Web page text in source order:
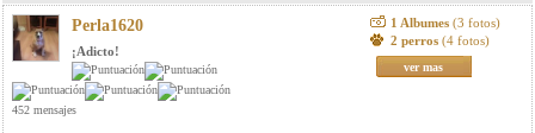
Perla1620
¡Adicto!
452 mensajes
1 Albumes (3 fotos)
2 perros (4 fotos)
ver mas